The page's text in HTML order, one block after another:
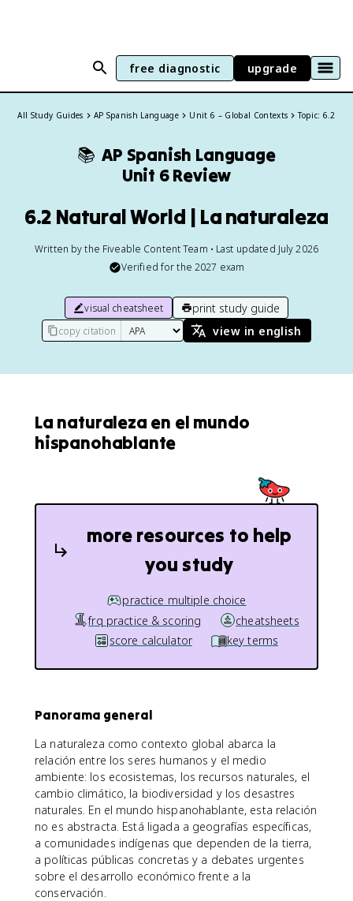
free diagnostic upgrade
All Study Guides AP Spanish Language Unit 6 – Global Contexts Topic: 6.2
📚 AP Spanish Language
Unit 6 Review
6.2 Natural World | La naturaleza
Written by the Fiveable Content Team • Last updated July 2026
Verified for the 2027 exam
visual cheatsheet print study guide
copy citation view in english
La naturaleza en el mundo
hispanohablante
more resources to help
you study
practice multiple choice
frq practice & scoring
cheatsheets
score calculator
key terms
Panorama general
La naturaleza como contexto global abarca la
relación entre los seres humanos y el medio
ambiente: los ecosistemas, los recursos naturales, el
cambio climático, la biodiversidad y los desastres
naturales. En el mundo hispanohablante, esta relación
no es abstracta. Está ligada a geografías específicas,
a comunidades indígenas que dependen de la tierra,
a políticas públicas concretas y a debates urgentes
sobre el desarrollo económico frente a la
conservación.